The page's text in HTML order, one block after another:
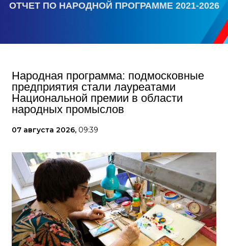
ОТЧЕТ ПО НАРОДНОЙ ПРОГРАММЕ 2021-2026
Народная программа: подмосковные
предприятия стали лауреатами
Национальной премии в области
народных промыслов
07 августа 2026, 09:39